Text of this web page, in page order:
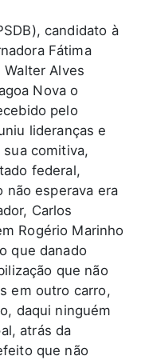
candidato à
Fátima
Alves
Nova o
pelo
lideranças e
comitiva,
federal,
não esperava era
Carlos
Rogério Marinho
que danado
que não
em outro carro,
daqui ninguém
atrás da
que não